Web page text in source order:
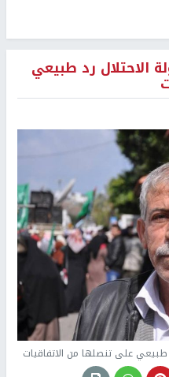
الاحتلال رد طبيعي
طبيعي على تنصلها من الاتفاقيات